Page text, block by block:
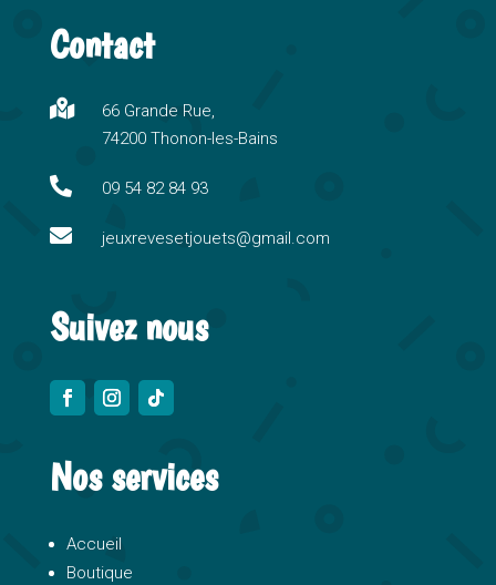
e
n
a
i
e
Contact

66 Grande Rue,
74200 Thonon-les-Bains
 09 54 82 84 93
 jeuxrevesetjouets@gmail.com
Suivez nous
Nos services
Accueil
Boutique